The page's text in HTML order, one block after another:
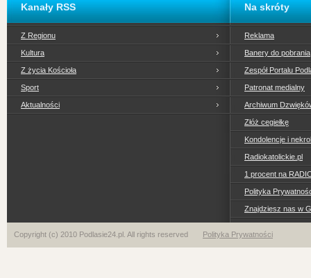
Kanały RSS
Z Regionu
Kultura
Z życia Kościoła
Sport
Aktualności
Na skróty
Reklama
Banery do pobrania
Zespół Portalu
Patronat medialny
Archiwum
Złóż cegiełkę
Kondolencje i
Radiokatolickie.pl
1 procent na
Polityka
Znajdziesz nas w
Copyright (c) 2010 Podlasie24.pl. All rights reserved Polityka Prywatności